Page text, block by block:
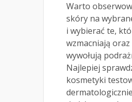
Warto
skóry na
i wybierać te,
wzmacniają oraz
wywołują
Najlepiej
kosmetyki